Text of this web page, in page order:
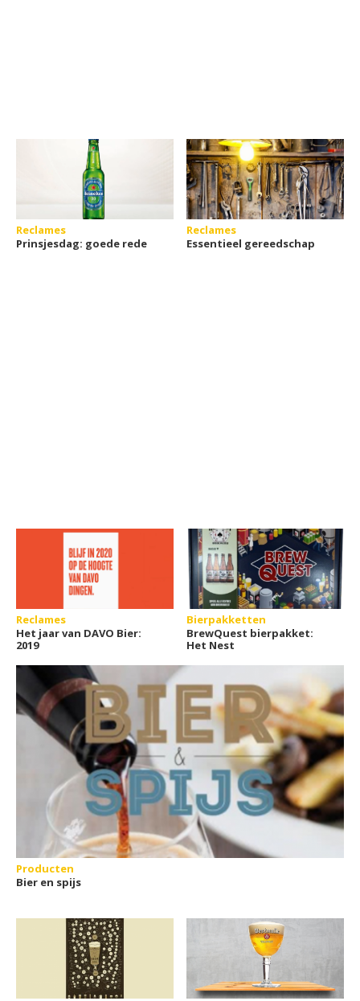
Reclames
Prinsjesdag: goede rede
Reclames
Essentieel gereedschap
Reclames
Het jaar van DAVO Bier:
2019
Bierpakketten
BrewQuest bierpakket:
Het Nest
Producten
Bier en spijs